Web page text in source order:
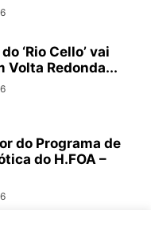
‘Rio Cello’ vai
Volta Redonda...
do Programa de
do H.FOA –